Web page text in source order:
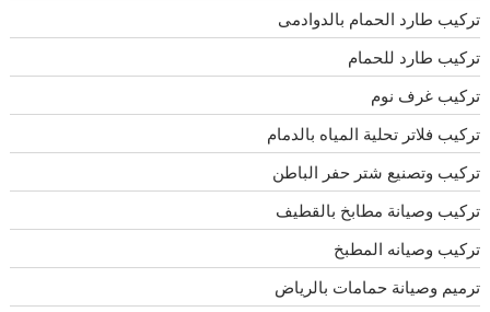
تركيب طارد الحمام بالدوادمى
تركيب طارد للحمام
تركيب غرف نوم
تركيب فلاتر تحلية المياه بالدمام
تركيب وتصنيع شتر حفر الباطن
تركيب وصيانة مطابخ بالقطيف
تركيب وصيانه المطبخ
ترميم وصيانة حمامات بالرياض